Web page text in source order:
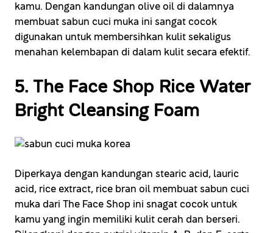
kamu. Dengan kandungan olive oil di dalamnya
membuat sabun cuci muka ini sangat cocok
digunakan untuk membersihkan kulit sekaligus
menahan kelembapan di dalam kulit secara efektif.
5. The Face Shop Rice Water
Bright Cleansing Foam
Diperkaya dengan kandungan stearic acid, lauric
acid, rice extract, rice bran oil membuat sabun cuci
muka dari The Face Shop ini snagat cocok untuk
kamu yang ingin memiliki kulit cerah dan berseri.